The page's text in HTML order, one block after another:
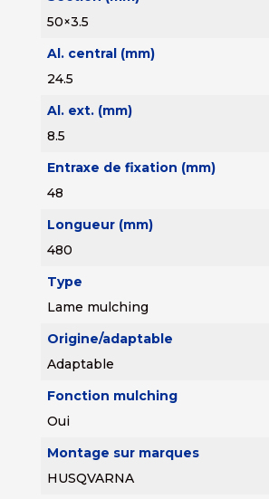
50×3.5
Al. central (mm)
24.5
Al. ext. (mm)
8.5
Entraxe de fixation (mm)
48
Longueur (mm)
480
Type
Lame mulching
Origine/adaptable
Adaptable
Fonction mulching
Oui
Montage sur marques
HUSQVARNA